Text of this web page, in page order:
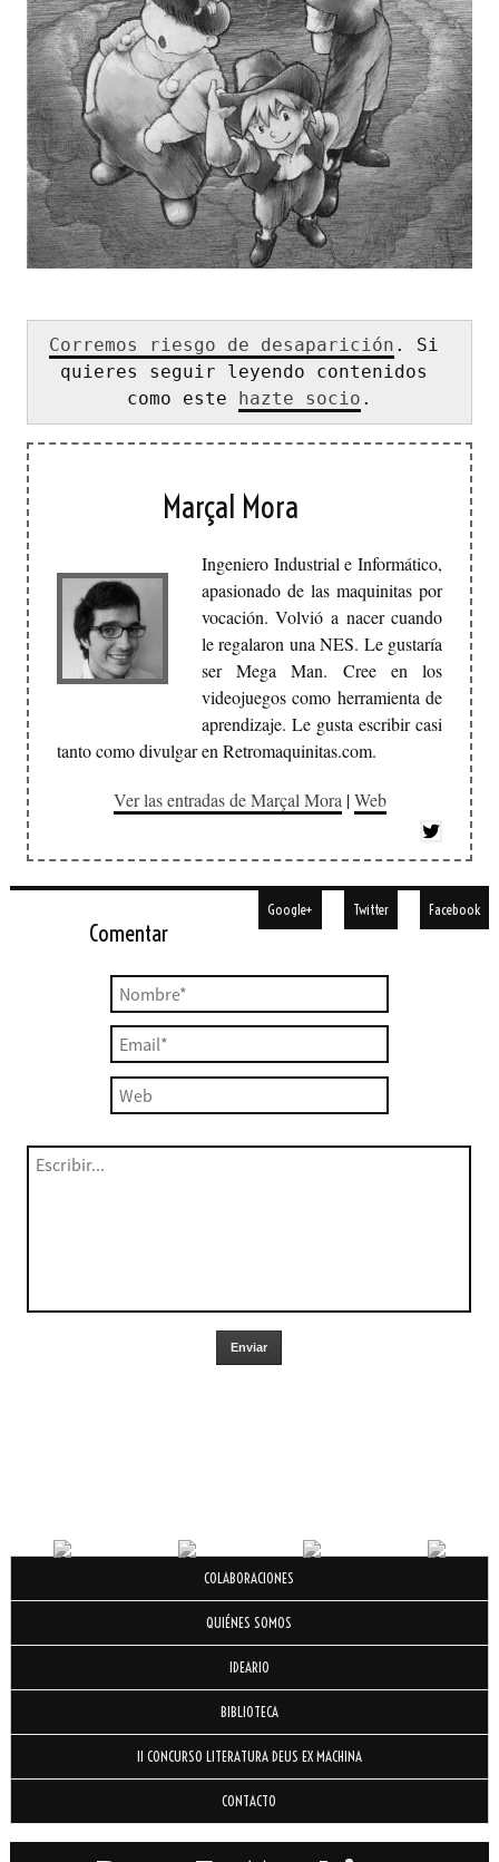
Corremos riesgo de desaparición . Si
quieres seguir leyendo contenidos
como este
hazte socio .
Marçal Mora
Ingeniero Industrial e Informático,
apasionado de las maquinitas por
vocación. Volvió a nacer cuando
le regalaron una NES. Le gustaría
ser Mega Man. Cree en los
videojuegos como herramienta de
aprendizaje. Le gusta escribir casi
tanto como divulgar en Retromaquinitas.com.
Ver las entradas de Marçal Mora |Web
Facebook
Twitter
Google+
Comentar
COLABORACIONES
QUIÉNES SOMOS
IDEARIO
BIBLIOTECA
II CONCURSO LITERATURA DEUS EX MACHINA
CONTACTO